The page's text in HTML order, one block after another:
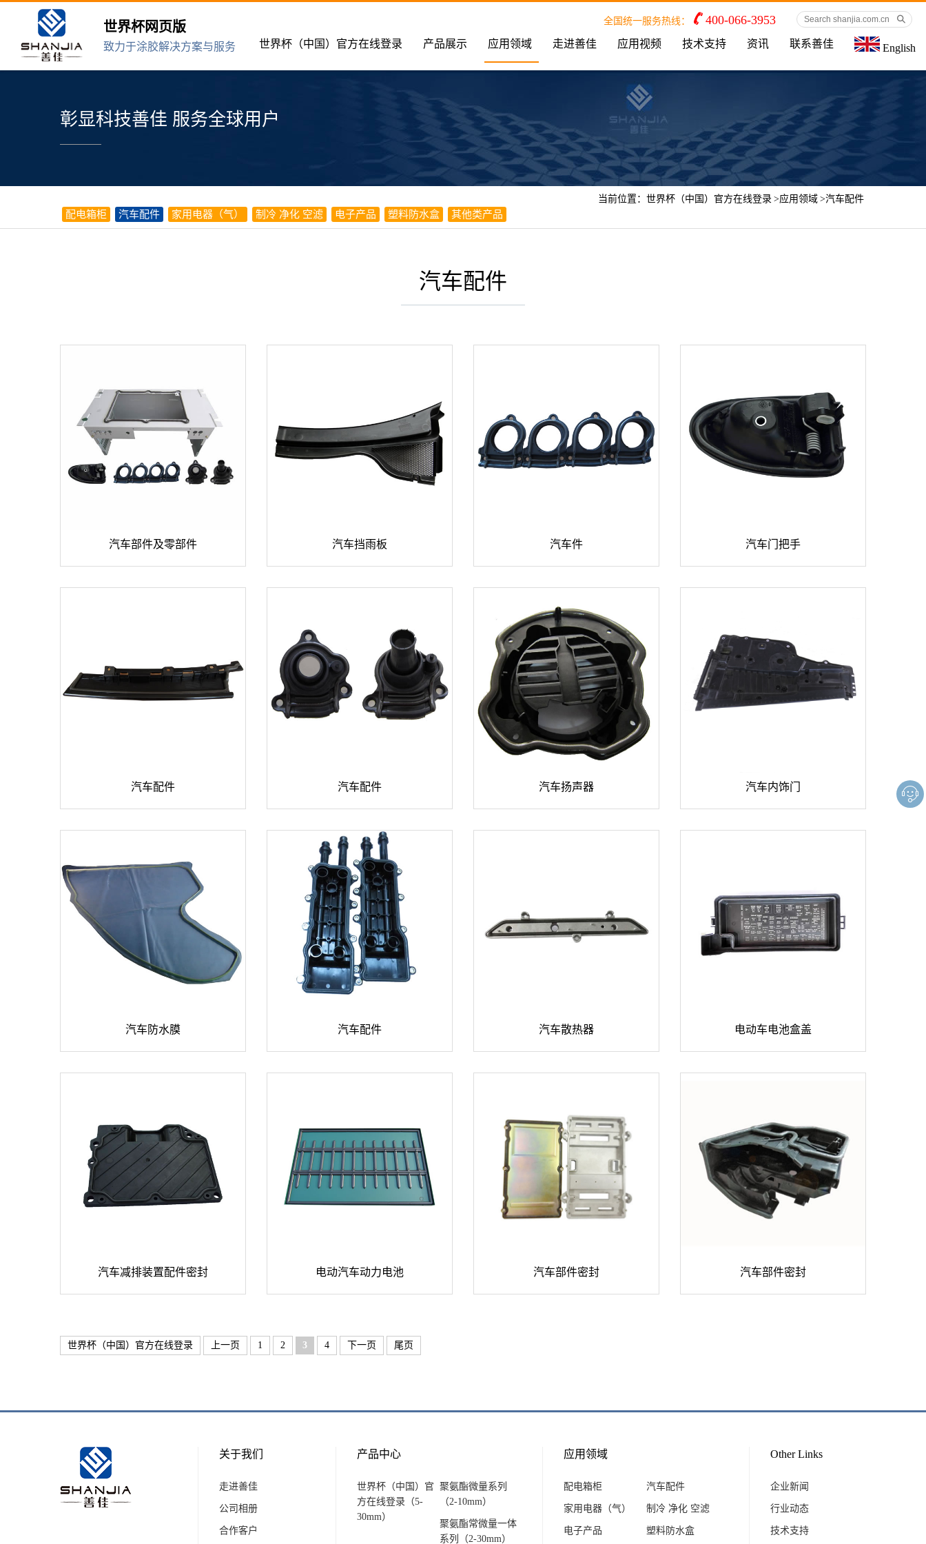
世界杯网页版
致力于涂胶解决方案与服务 世界杯（中国）官方在线登录 产品展示 应用领域 走进善佳 应用视频 技术支持 资讯 联系善佳
全国统一服务热线：  400-066-3953 
English
彰显科技善佳 服务全球用户
当前位置： 世界杯（中国）官方在线登录 >应用领域 >汽车配件
配电箱柜 汽车配件 家用电器（气） 制冷 净化 空滤 电子产品 塑料防水盒 其他类产品
汽车配件
汽车部件及零部件

汽车挡雨板

汽车件

汽车门把手
汽车配件

汽车配件

汽车扬声器

汽车内饰门
汽车防水膜

汽车配件

汽车散热器

电动车电池盒盖
汽车减排装置配件密封

电动汽车动力电池

汽车部件密封

汽车部件密封
世界杯（中国）官方在线登录 上一页 1 2 3 4 下一页 尾页
关于我们
走进善佳
公司相册
合作客户
产品中心
世界杯（中国）官
方在线登录（5-
30mm）
聚氨酯微量系列
（2-10mm）
聚氨酯常微量一体
系列（2-30mm）
应用领域
配电箱柜 汽车配件
家用电器（气） 制冷 净化 空滤
电子产品 塑料防水盒
Other Links
企业新闻
行业动态
技术支持